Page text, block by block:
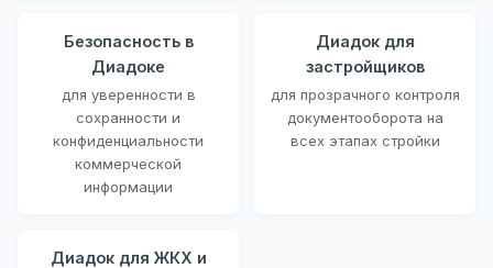
Безопасность в
Диадоке
для уверенности в
сохранности и
конфиденциальности
коммерческой
информации
Диадок для
застройщиков
для прозрачного контроля
документооборота на
всех этапах стройки
Диадок для ЖКХ и